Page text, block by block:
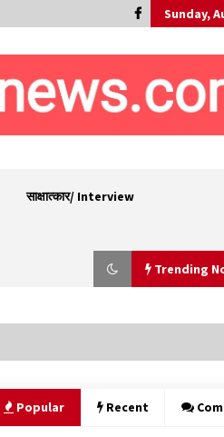
Sunday,
साक्षात्कार/ Interview
Trending
09/08/2026
Popular Recent